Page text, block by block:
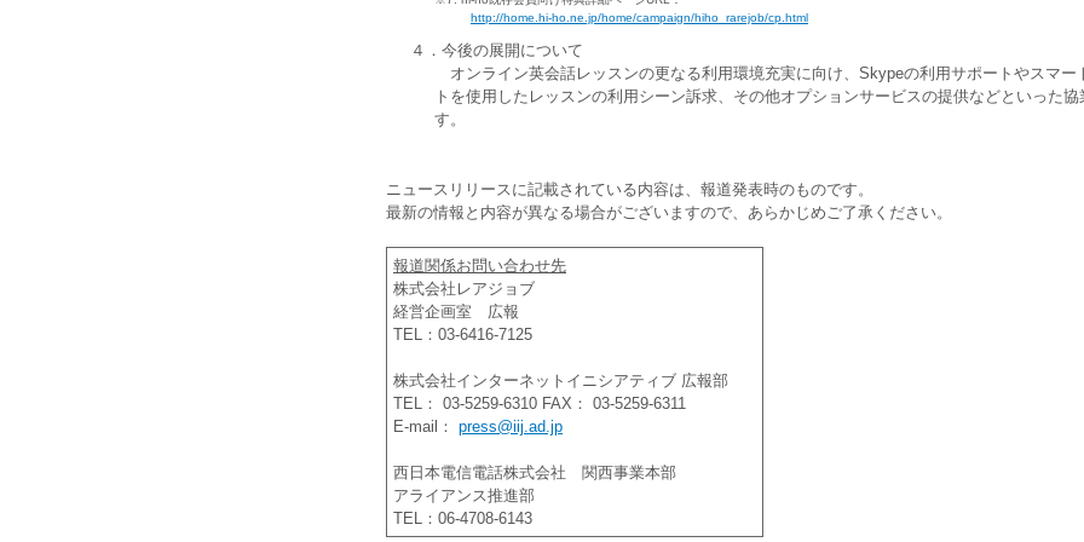
http://home.hi-ho.ne.jp/home/campaign/hiho_rarejob/cp.html
４．今後の展開について
オンライン英会話レッスンの更なる利用環境充実に向け、Skypeの利用サポートやスマー
トを使用したレッスンの利用シーン訴求、その他オプションサービスの提供などといった
す。
ニュースリリースに記載されている内容は、報道発表時のものです。
最新の情報と内容が異なる場合がございますので、あらかじめご了承ください。
報道関係お問い合わせ先
株式会社レアジョブ
経営企画室 広報
TEL：03-6416-7125
株式会社インターネットイニシアティブ 広報部
TEL： 03-5259-6310 FAX： 03-5259-6311
E-mail： press@iij.ad.jp
西日本電信電話株式会社 関西事業本部
アライアンス推進部
TEL：06-4708-6143